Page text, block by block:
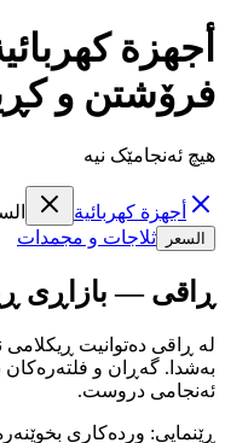
أجهزة
فرۆشتن و
هیچ ئەنجامێک نیە
أجهزة كهربائية
السعر ثلاجات و مجمدات
ڕاقی — بازاڕی
لە ڕاقی دەتوانیت ڕیکلامی
بەشدا. گەڕان و فلتەرەکان
ئەنجامی دروست.
ڕێنمایی: وردەکاری